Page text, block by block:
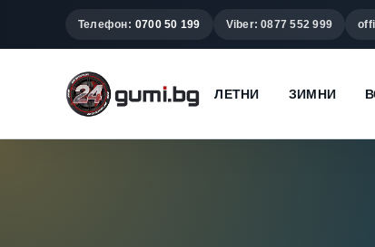
Телефон: 0700 50 199 Viber: 0877 552 999
ЛЕТНИ ЗИМНИ